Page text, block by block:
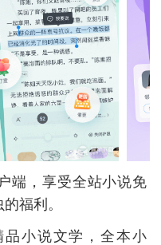
端，享受全站小说免
福利。
小说文学，全本小